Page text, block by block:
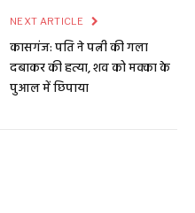
NEXT ARTICLE
कासगंज: पति ने पत्नी की गला
दबाकर की हत्या, शव को मक्का के
पुआल में छिपाया